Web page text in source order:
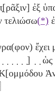
ἐξ
τελιώσω(*)
ὡς